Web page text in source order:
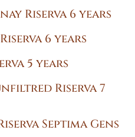
Riserva 6 years
6 years
5 years
Riserva 7
Septima Gens